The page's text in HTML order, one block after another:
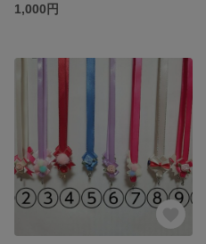
1,000円